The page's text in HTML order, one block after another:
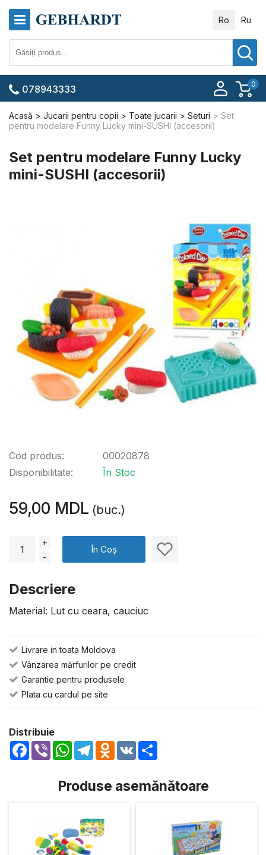
Ro Ru
0
078943333
Acasă Jucarii pentru copii Toate jucarii Seturi
Set
pentru modelare Funny Lucky mini-SUSHI (accesorii)
Set pentru modelare Funny Lucky
mini-SUSHI (accesorii)
Cod produs:
Disponibilitate:
00020878
În Stoc
59,00 MDL (buc.)
+
-
În Coș
Descriere
Material: Lut cu ceara, cauciuc
Livrare in toata Moldova
Vânzarea mărfurilor pe credit
Garantie pentru produsele
Plata cu cardul pe site
Distribuie
Facebook
Viber WhatsApp
TelegramOdnoklassniki
VK
Produse asemănătoare